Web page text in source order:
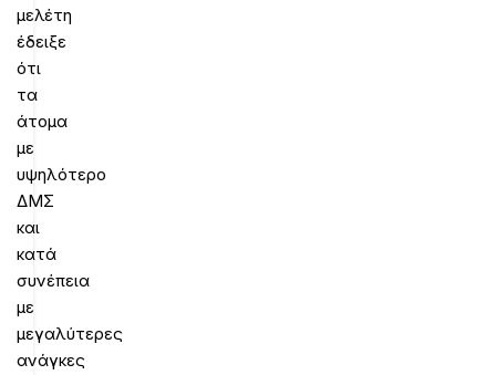
μελέτη
έδειξε
ότι
τα
άτομα
με
υψηλότερο
ΔΜΣ
και
κατά
συνέπεια
με
μεγαλύτερες
ανάγκες